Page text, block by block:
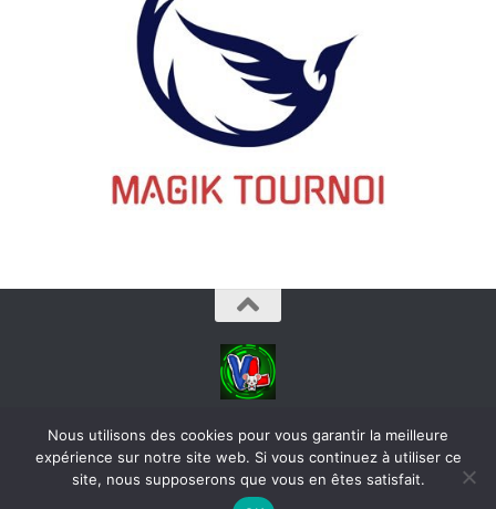
videoludos © 2026. Tous droits réservés.
Nous utilisons des cookies pour vous garantir la meilleure
expérience sur notre site web. Si vous continuez à utiliser ce
site, nous supposerons que vous en êtes satisfait.